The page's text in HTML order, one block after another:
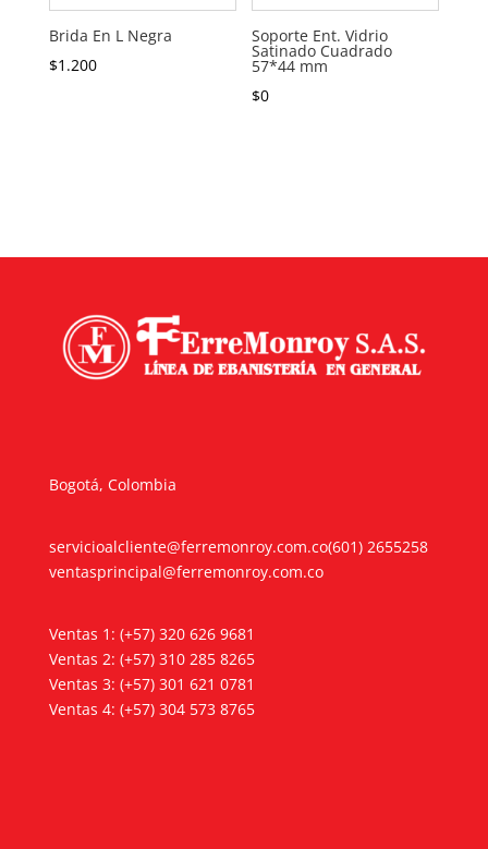
Brida En L Negra
$1.200
Soporte Ent. Vidrio
Satinado Cuadrado
57*44 mm
$0
Bogotá, Colombia
servicioalcliente@ferremonroy.com.co
ventasprincipal@ferremonroy.com.co
(601) 2655258
Ventas 1: (+57) 320 626 9681
Ventas 2: (+57) 310 285 8265
Ventas 3: (+57) 301 621 0781
Ventas 4: (+57) 304 573 8765